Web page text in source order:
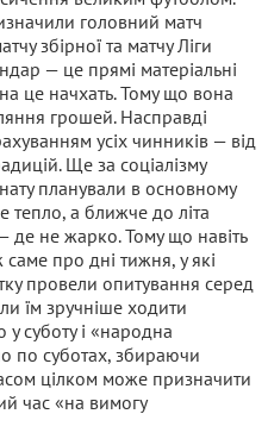
головний матч
збірної та матчу Ліги
— це прямі матеріальні
це начхать. Тому що вона
грошей. Насправді
усіх чинників — від
Ще за соціалізму
планували в основному
тепло, а ближче до літа
де не жарко. Тому що навіть
про дні тижня, у які
провели опитування серед
їм зручніше ходити
суботу і «народна
по суботах, збираючи
цілком може призначити
час «на вимогу